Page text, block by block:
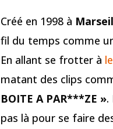
Créé en 1998 à
fil du temps comme
En allant se frotter à
matant des clips
BOITE A PAR***ZE ».
pas là pour se faire